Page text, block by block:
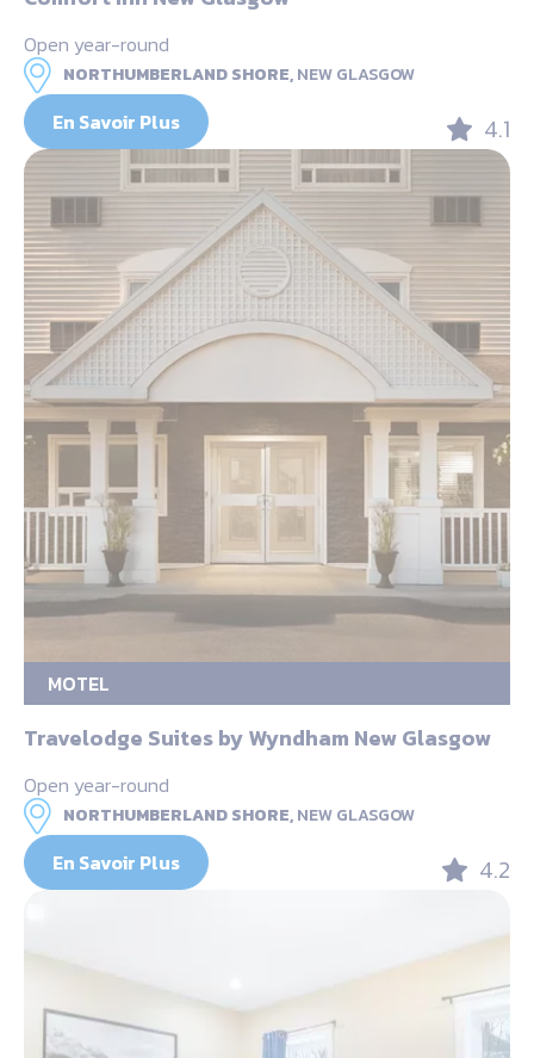
Open year-round
NORTHUMBERLAND SHORE,NEW GLASGOW
En Savoir Plus 4.1
MOTEL
Travelodge Suites by Wyndham New Glasgow
Open year-round
NORTHUMBERLAND SHORE,NEW GLASGOW
En Savoir Plus 4.2